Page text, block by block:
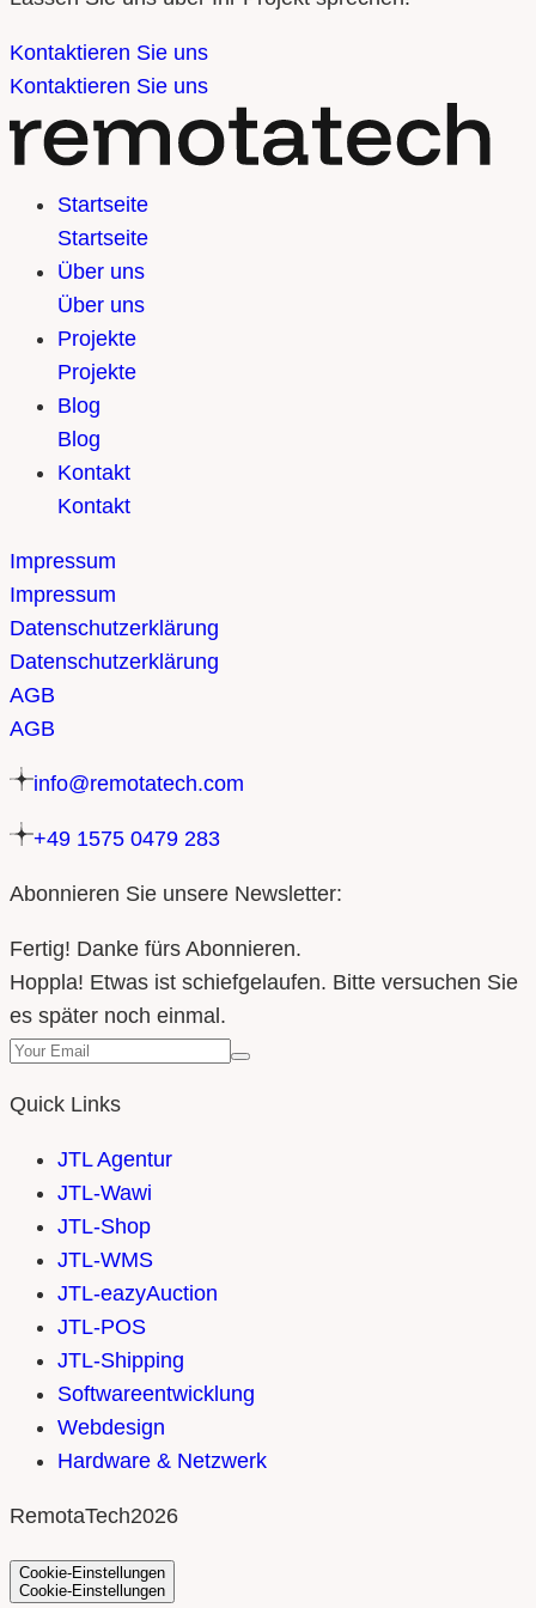
stabil mit Ihrem Erfolg mitwächst.
kostenlos. Kosten entstehen erst bei der Nutzung
spezieller Marktplatz-Anbindungen (eazyAuction) oder
wenn Sie mehr als einen Benutzer in der Cloud oder im
Kontaktieren Sie uns
Kontaktieren Sie uns
Startseite
Startseite
Über uns
Über uns
Projekte
Projekte
Blog
Blog
Kontakt
Kontakt
Impressum
Impressum
Datenschutzerklärung
Datenschutzerklärung
AGB
AGB
info@remotatech.com
+49 1575 0479 283
Abonnieren Sie unsere Newsletter:
Fertig! Danke fürs Abonnieren.
Hoppla! Etwas ist schiefgelaufen. Bitte versuchen Sie
es später noch einmal.
Quick Links
JTL Agentur
JTL-Wawi
JTL-Shop
JTL-WMS
JTL-eazyAuction
JTL-POS
JTL-Shipping
Softwareentwicklung
Webdesign
Hardware & Netzwerk
RemotaTech2026
Cookie-Einstellungen
Cookie-Einstellungen